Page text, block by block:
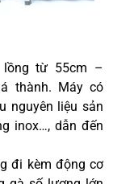
từ 55cm –
thành. Máy có
nguyên liệu sản
inox…, dẫn đến
đi kèm động cơ